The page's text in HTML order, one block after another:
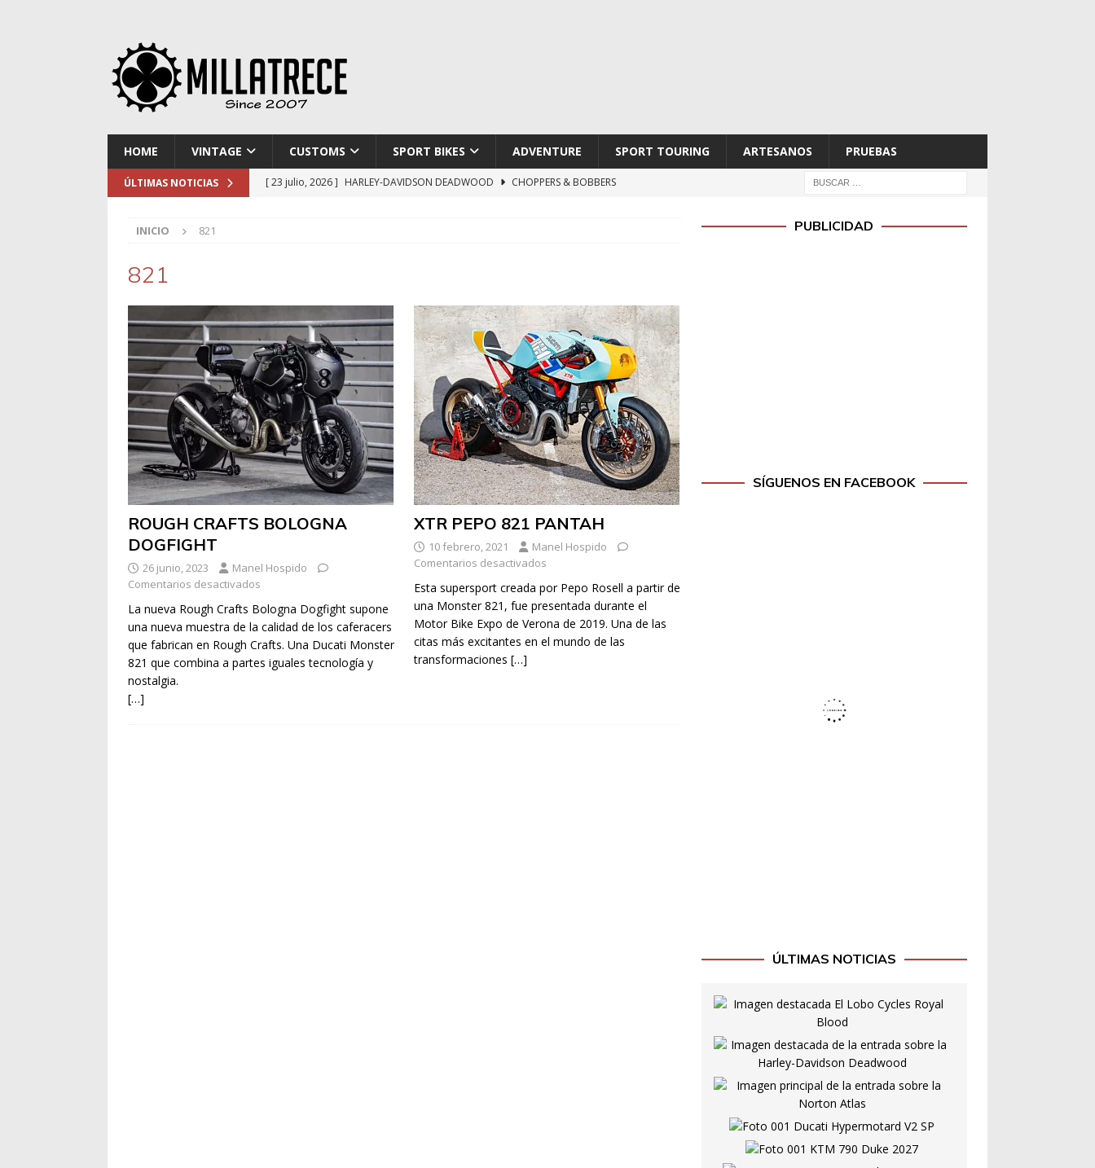
HOME VINTAGE CUSTOMS SPORT BIKES ADVENTURE SPORT TOURING ARTESANOS PRUEBAS
ÚLTIMAS NOTICIAS [ 23 julio, 2026 ] HARLEY-DAVIDSON DEADWOOD
CHOPPERS & BOBBERS
INICIO 821
821
ROUGH CRAFTS BOLOGNA
DOGFIGHT
26 junio, 2023
Manel Hospido
Comentarios desactivados
La nueva Rough Crafts Bologna Dogfight supone
una nueva muestra de la calidad de los caferacers
que fabrican en Rough Crafts. Una Ducati Monster
821 que combina a partes iguales tecnología y
nostalgia.
[…]
XTR PEPO 821 PANTAH
10 febrero, 2021
Manel Hospido
Comentarios desactivados
Esta supersport creada por Pepo Rosell a partir de
una Monster 821, fue presentada durante el
Motor Bike Expo de Verona de 2019. Una de las
citas más excitantes en el mundo de las
transformaciones […]
PUBLICIDAD
SÍGUENOS EN FACEBOOK
ÚLTIMAS NOTICIAS